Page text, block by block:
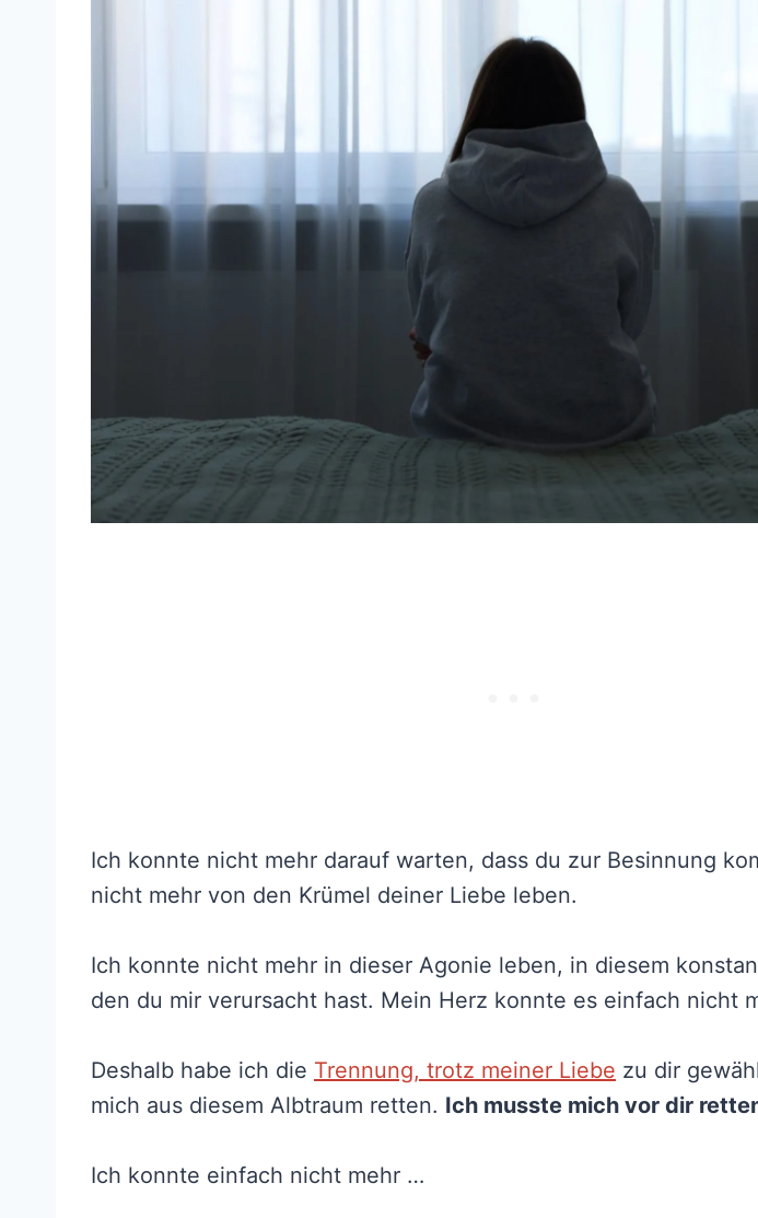
Ich konnte nicht mehr darauf warten, dass du zur Besinnung
nicht mehr von den Krümel deiner Liebe leben.
Ich konnte nicht mehr in dieser Agonie leben, in diesem
den du mir verursacht hast. Mein Herz konnte es einfach nicht
Deshalb habe ich die Trennung, trotz meiner Liebe zu dir
mich aus diesem Albtraum retten. Ich musste mich vor dir
Ich konnte einfach nicht mehr …